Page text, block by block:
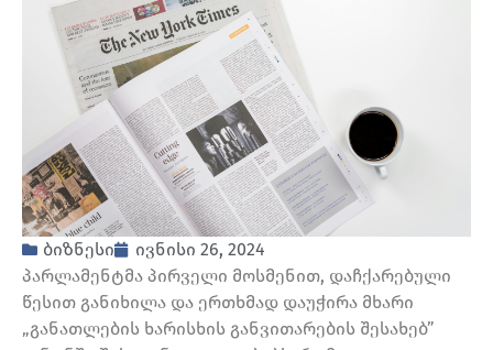
ბიზნესი
ივნისი 26, 2024
პარლამენტმა პირველი მოსმენით, დაჩქარებული
წესით განიხილა და ერთხმად დაუჭირა მხარი
„განათლების ხარისხის განვითარების შესახებ”